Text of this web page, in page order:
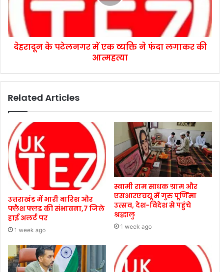
देहरादून के पटेलनगर में एक व्यक्ति ने फंदा लगाकर की
आत्महत्या
Related Articles
उत्तराखंड में भारी बारिश और
फ्लैश फ्लड की संभावना,7 जिले
हाई अलर्ट पर
1 week ago
स्वामी राम साधक ग्राम और
एसआरएचयू में गुरु पूर्णिमा
उत्सव, देश-विदेश से पहुंचे
श्रद्धालु
1 week ago